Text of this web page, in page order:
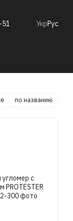
УкрРус
по названию